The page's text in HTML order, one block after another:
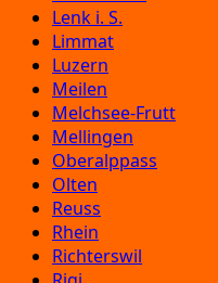
Lenk i. S.
Limmat
Luzern
Meilen
Melchsee-Frutt
Mellingen
Oberalppass
Olten
Reuss
Rhein
Richterswil